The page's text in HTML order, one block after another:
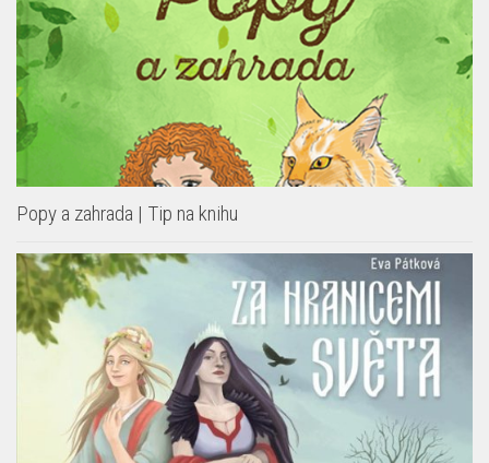
Popy a zahrada | Tip na knihu
Za hranicemi světa | Tip na knihu